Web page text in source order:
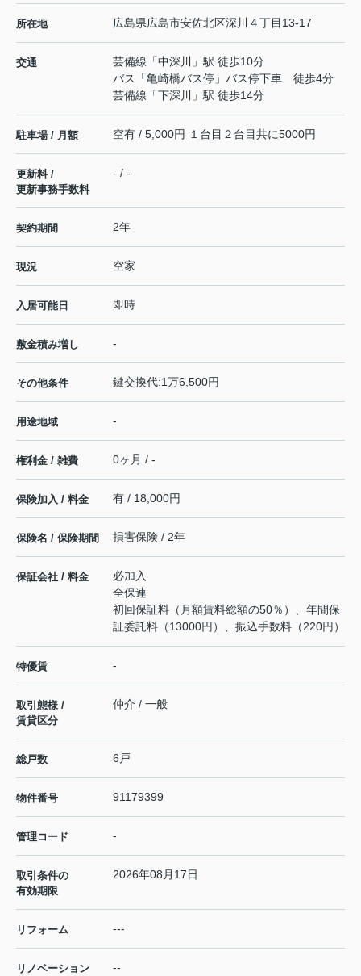
所在地 広島県広島市安佐北区深川 ４丁目13-17
交通 芸備線 「中深川
」駅 徒歩10分
バス「亀崎橋バス停」バス停下車 徒歩4分
芸備線 「下深川 」駅 徒歩14分
駐車場 / 月額 空有 / 5,000円 １台目２台目共に5000円
更新料 /
更新事務手数料
- / -
契約期間 2年
現況 空家
入居可能日 即時
敷金積み増し -
その他条件 鍵交換代:1万6,500円
用途地域 -
権利金 / 雑費 0ヶ月 / -
保険加入 / 料金 有 / 18,000円
保険名 / 保険期間 損害保険 / 2年
保証会社 / 料金
必加入
全保連
初回保証料（月額賃料総額の50％）、年間保
証委託料（13000円）、振込手数料（220円）
特優賃 -
取引態様 /
賃貸区分
仲介 / 一般
総戸数 6戸
物件番号 91179399
管理コード -
取引条件の
有効期限
2026年08月17日
リフォーム ---
リノベーション --